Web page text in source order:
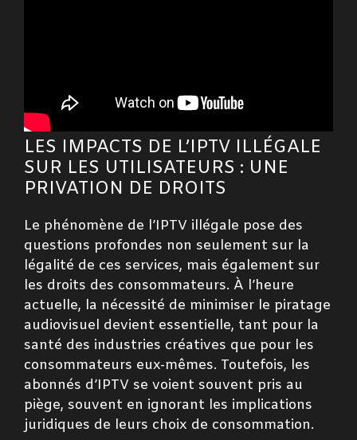
LES IMPACTS DE L’IPTV ILLÉGALE
SUR LES UTILISATEURS : UNE
PRIVATION DE DROITS
Le phénomène de l’IPTV illégale pose des
questions profondes non seulement sur la
légalité de ces services, mais également sur
les droits des consommateurs. À l’heure
actuelle, la nécessité de minimiser le piratage
audiovisuel devient essentielle, tant pour la
santé des industries créatives que pour les
consommateurs eux-mêmes. Toutefois, les
abonnés d’IPTV se voient souvent pris au
piège, souvent en ignorant les implications
juridiques de leurs choix de consommation.